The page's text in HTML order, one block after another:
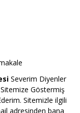
Severim Diyenler
Göstermiş
Sitemizle ilgili
adresinden bana